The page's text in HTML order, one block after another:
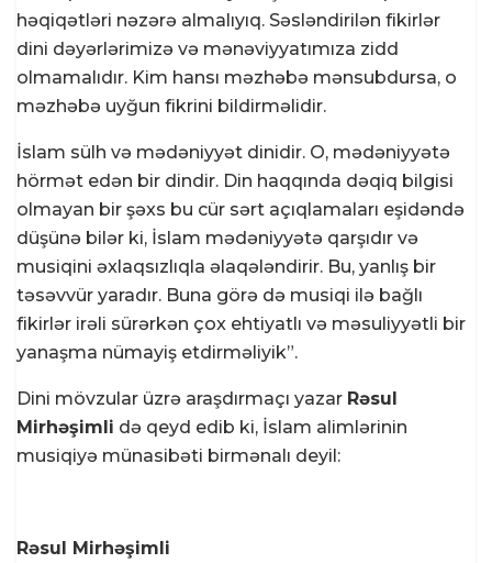
həqiqətləri nəzərə almalıyıq. Səsləndirilən fikirlər
dini dəyərlərimizə və mənəviyyatımıza zidd
olmamalıdır. Kim hansı məzhəbə mənsubdursa, o
məzhəbə uyğun fikrini bildirməlidir.
İslam sülh və mədəniyyət dinidir. O, mədəniyyətə
hörmət edən bir dindir. Din haqqında dəqiq bilgisi
olmayan bir şəxs bu cür sərt açıqlamaları eşidəndə
düşünə bilər ki, İslam mədəniyyətə qarşıdır və
musiqini əxlaqsızlıqla əlaqələndirir. Bu, yanlış bir
təsəvvür yaradır. Buna görə də musiqi ilə bağlı
fikirlər irəli sürərkən çox ehtiyatlı və məsuliyyətli bir
yanaşma nümayiş etdirməliyik”.
Dini mövzular üzrə araşdırmaçı yazar Rəsul
Mirhəşimli də qeyd edib ki, İslam alimlərinin
musiqiyə münasibəti birmənalı deyil:
Rəsul Mirhəşimli